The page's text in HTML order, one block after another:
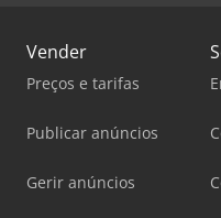
Vender
Preços e tarifas
Publicar anúncios
Gerir anúncios